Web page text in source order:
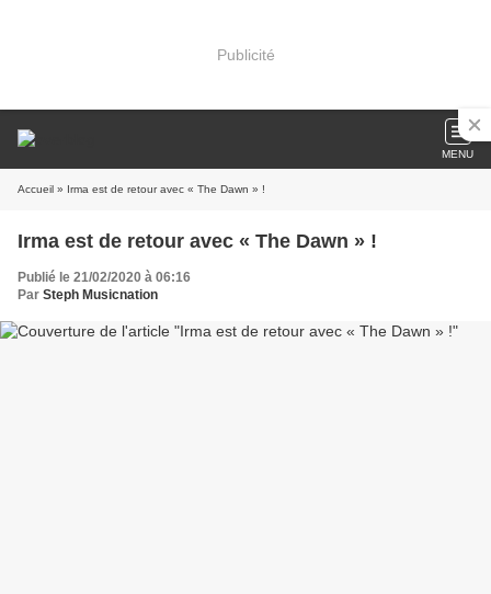
Publicité
MENU
Accueil » Irma est de retour avec « The Dawn » !
Irma est de retour avec « The Dawn » !
Publié le 21/02/2020 à 06:16
Par Steph Musicnation